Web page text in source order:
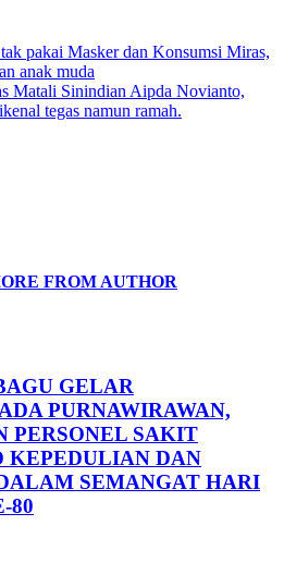
pakai Masker dan Konsumsi Miras,
anak muda
Matali Sinindian Aipda Novianto,
tegas namun ramah.
FROM AUTHOR
GELAR
PURNAWIRAWAN,
PERSONEL SAKIT
KEPEDULIAN DAN
SEMANGAT HARI
80